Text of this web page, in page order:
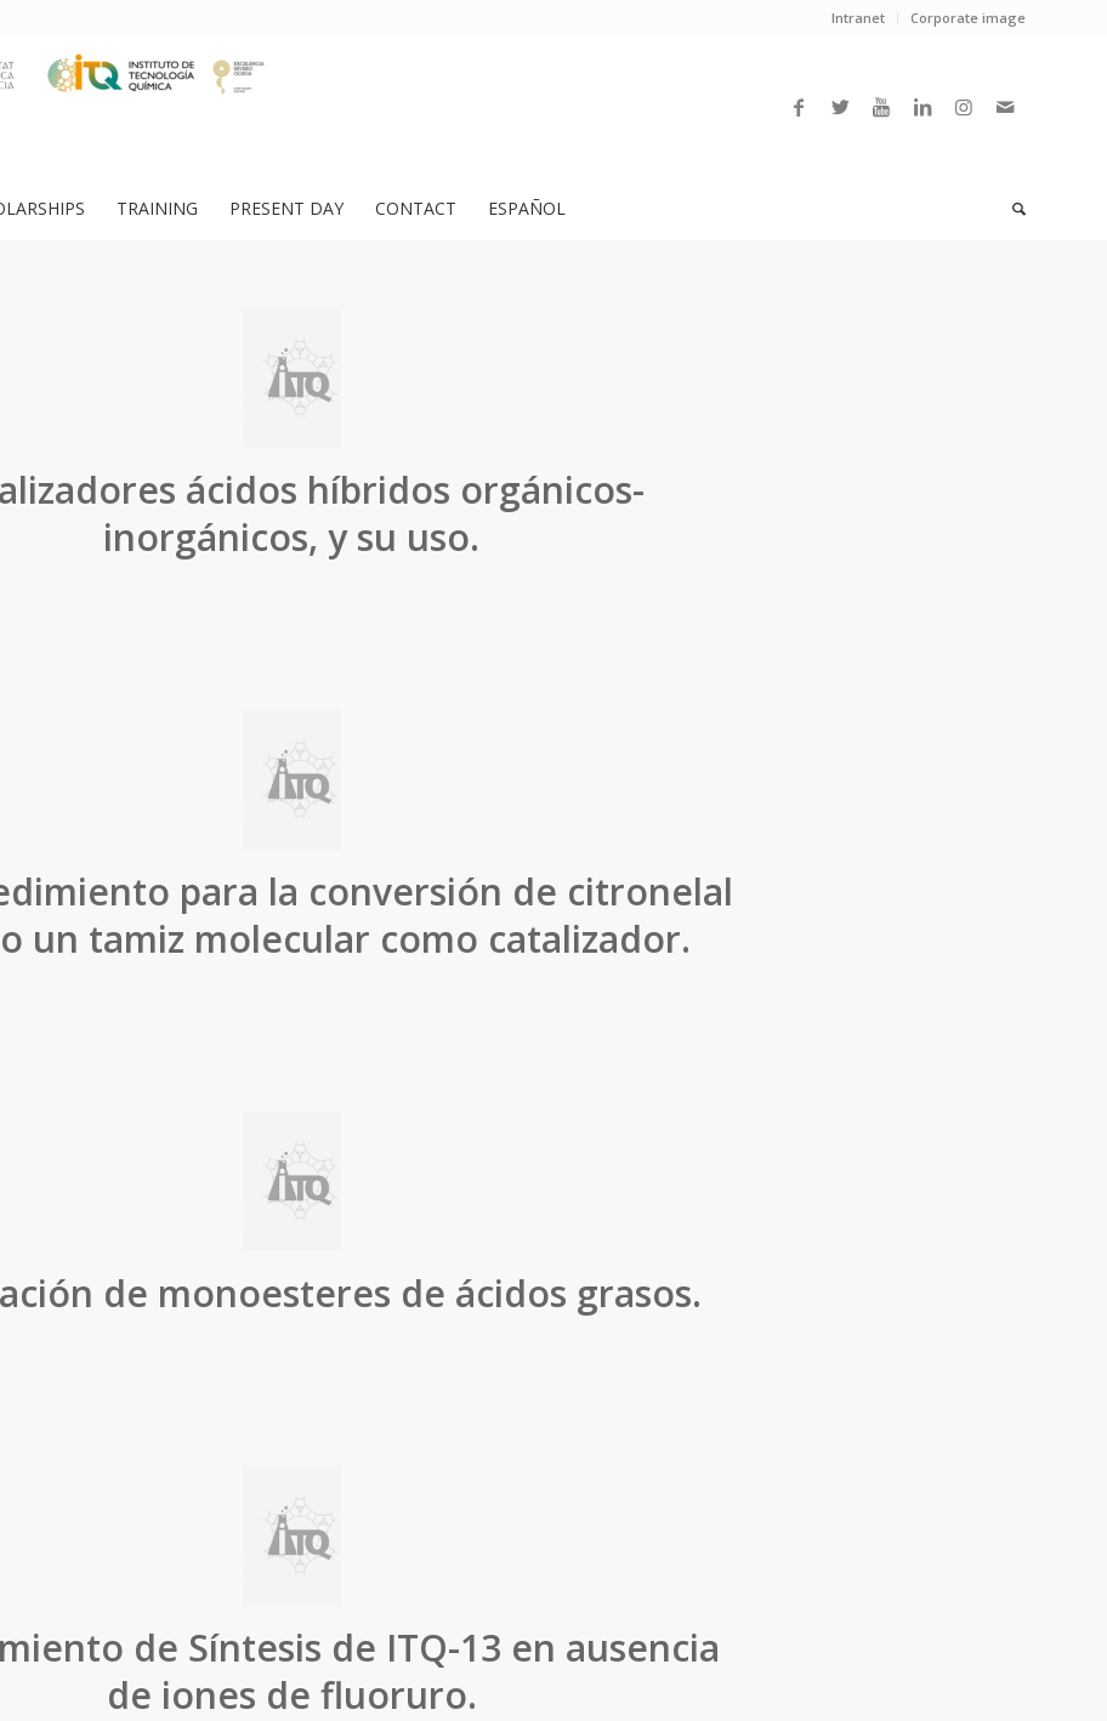
Intranet Corporate image
TRAINING PRESENT DAY CONTACT ESPAÑOL
ácidos híbridos orgánicos-
inorgánicos, y su uso.
para la conversión de citronelal
un tamiz molecular como catalizador.
de monoesteres de ácidos grasos.
de Síntesis de ITQ-13 en ausencia
de iones de fluoruro.